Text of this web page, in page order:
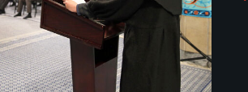
Скачать альбом: